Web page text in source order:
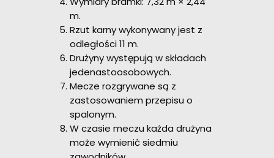
m.
Rzut karny wykonywany jest z
odległości 11 m.
Drużyny występują w składach
jedenastoosobowych.
Mecze rozgrywane są z
zastosowaniem przepisu o
spalonym.
W czasie meczu każda drużyna
może wymienić siedmiu